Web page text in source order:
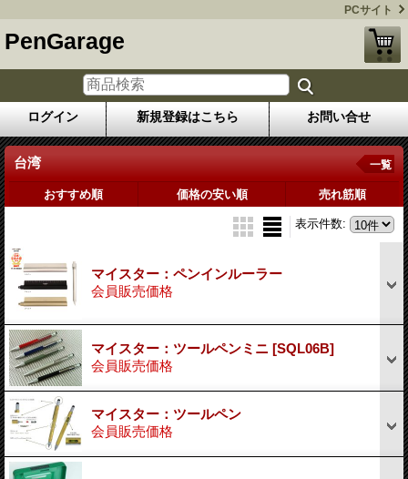
PCサイト
PenGarage
ログイン 新規登録はこちら お問い合せ
台湾 一覧
おすすめ順 価格の安い順 売れ筋順
表示件数:
マイスター：ペンインルーラー
会員販売価格
マイスター：ツールペンミニ [SQL06B]
会員販売価格
マイスター：ツールペン
会員販売価格